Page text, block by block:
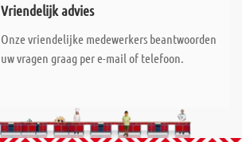
Vriendelijk advies
Onze vriendelijke medewerkers beantwoorden
uw vragen graag per e-mail of telefoon.